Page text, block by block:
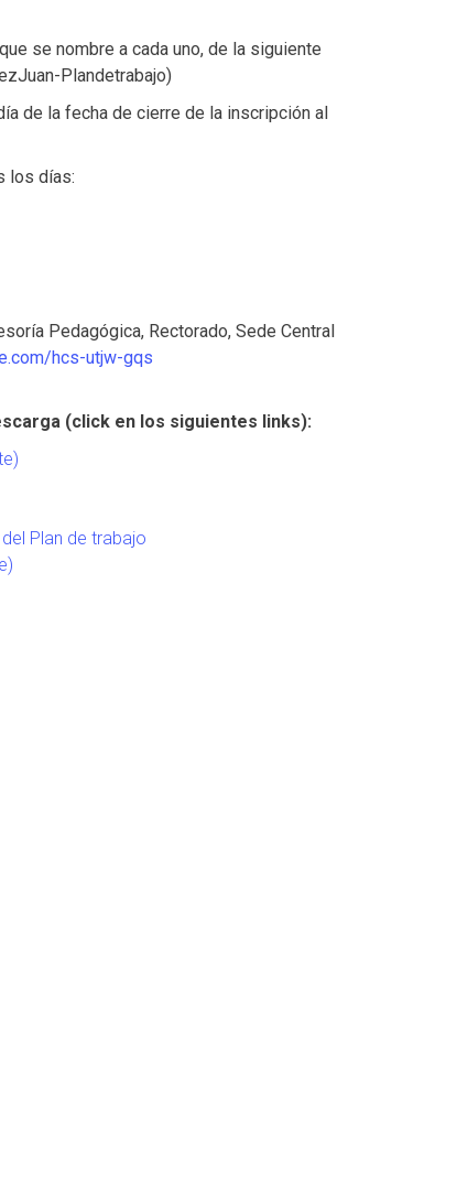
se nombre a cada uno, de la siguiente
Plandetrabajo)
de la fecha de cierre de la inscripción al
los días:
Pedagógica, Rectorado, Sede Central
hcs-utjw-gqs
(click en los siguientes links):
Plan de trabajo